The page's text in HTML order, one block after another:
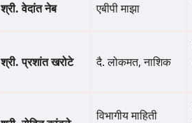
श्री. वेदांत नेब एबीपी माझा
श्री. प्रशांत खरोटे दै. लोकमत, नाशिक
विभागीय माहिती